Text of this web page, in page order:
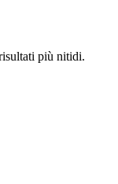
più nitidi.